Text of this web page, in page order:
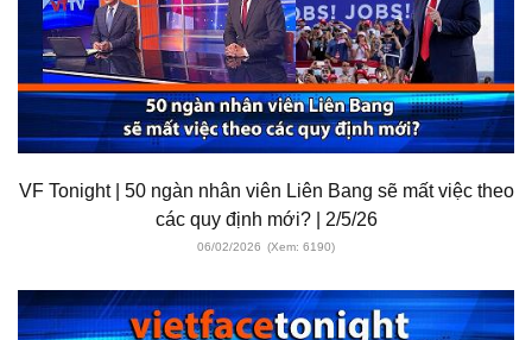
VF Tonight | 50 ngàn nhân viên Liên Bang sẽ mất việc theo
các quy định mới? | 2/5/26
06/02/2026 (Xem: 6190)